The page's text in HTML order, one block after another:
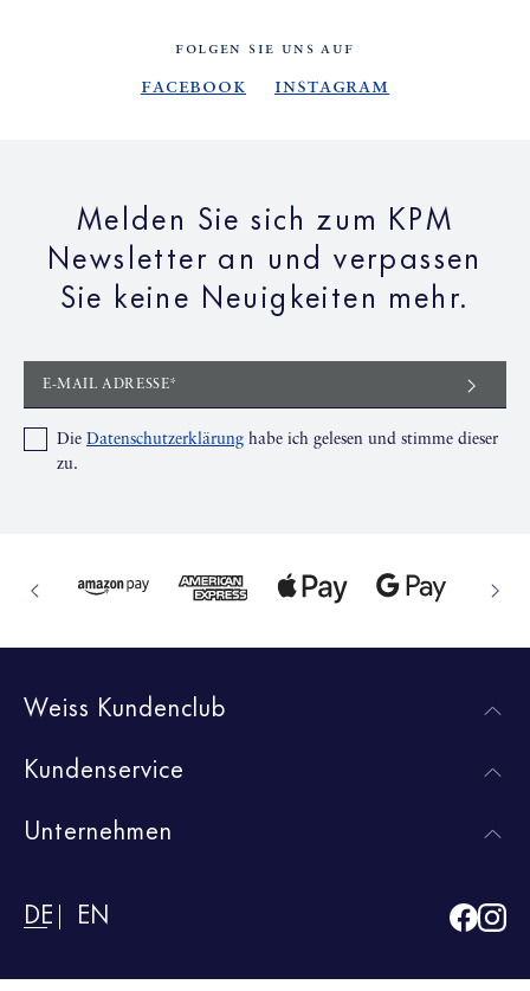
FOLGEN SIE UNS AUF
Facebook Instagram
Melden Sie sich zum KPM
Newsletter an und verpassen
Sie keine Neuigkeiten mehr.
E-MAIL ADRESSE*
Die Datenschutzerklärung habe ich gelesen und stimme dieser
zu.
Weiss Kundenclub
Kundenservice
Unternehmen
DE EN